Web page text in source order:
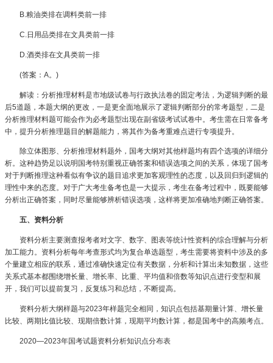
B.粮油类排在调料类前一排
C.日用品类排在文具类前一排
D.酒类排在文具类前一排
(答案：A。)
解读：分析推理材料是市地级试卷与行政执法卷的固定考法，为逻辑判断的最
后5道题，本题大纲的更改，一是更全面地展示了逻辑判断部分的常考题型，二是
分析推理材料题可能会作为必考题型出现在副省级考试试卷中。考生需在日常备考
中，提升分析推理题目的解题能力，将其作为备考重难点进行专项提升。
除立体图形、分析推理材料题外，国考大纲对其他样题均有四个选项的详细分
析。这种趋势足以说明国考特别重视正确答案和错误选项之间的关系，体现了国考
对于判断推理这种看似有争议的题目追求更加客观理性的态度，以及回归到逻辑的
理性中来的态度。对于广大考生备考也是一大提示，考生在备考过程中，既要能够
分析出正确答案，同时尽量能够辨析错误选项，这样将更加准确地判断正确答案。
五、资料分析
资料分析主要测查报考者对文字、数字、图表等统计性资料的综合理解与分析
加工能力。资料分析每年考查形式均为复合单选题型，考生需要将资料中涉及的多
个量建立相应的联系，通过准确快速定位有关数据，分析和计算出未知数据，这些
关系式基本都围绕增长量、增长率、比重、平均值和倍数等知识点进行变型和展
开，我们可以提前复习，反复练习和总结，不断提高。
资料分析大纲样题与2023年样题完全相同，知识点包括基期量计算、增长量
比较、两期比值比较、现期倍数计算，现期平均数计算，都是国考中的高频考点。
2020—2023年国考试题资料分析知识点分布表